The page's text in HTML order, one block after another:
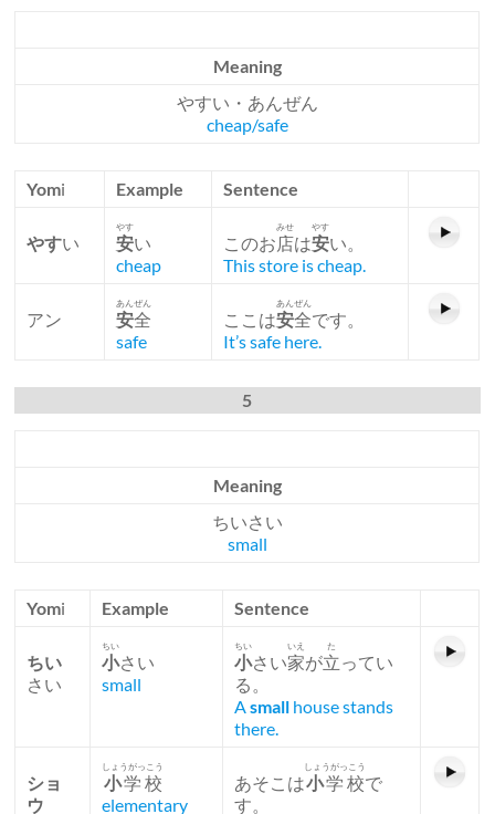
Meaning
やすい・あんぜん
cheap/safe
Yomi Example Sentence
やすい 安
やす
い
cheap
このお店
みせ
は安
やす
い。
This store is cheap.
アン 安全
あんぜん
safe
ここは安全
あんぜん
です。
It’s safe here.
5
Meaning
ちいさい
small
Yomi Example Sentence
ちい
さい
小
ちい
さい
small
小
ちい
さい家
いえ
が立
た
ってい
る。
Asmall house stands
there.
ショ
ウ
小学校
しょうがっこう
elementary
あそこは小学校
しょうがっこう
で
す。